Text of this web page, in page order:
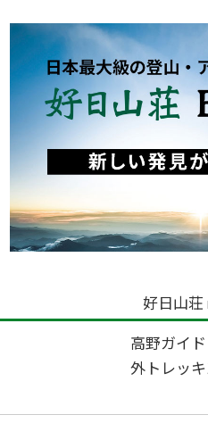
好日山荘
高野ガイ
外トレッ